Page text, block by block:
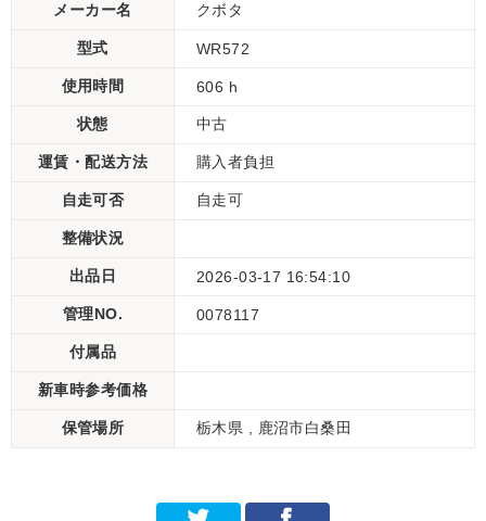
メーカー名 クボタ
型式 WR572
使用時間 606 h
状態 中古
運賃・配送方法 購入者負担
自走可否 自走可
整備状況
出品日 2026-03-17 16:54:10
管理NO. 0078117
付属品
新車時参考価格
保管場所 栃木県 , 鹿沼市白桑田